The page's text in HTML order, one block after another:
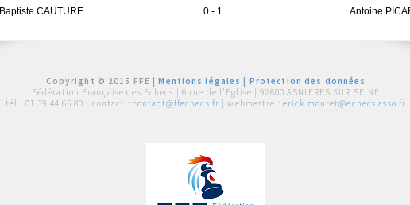
Baptiste CAUTURE
0 - 1 Antoine
Copyright © 2015 FFE |Mentions légales
Protection des données
Fédération Française des Echecs | 6 rue de l'Eglise | 92600 ASNIERES SUR SEINE
tél : 01 39 44 65 80 | contact : contact@ffechecs.fr | webmestre : erick.mouret@echecs.asso.fr